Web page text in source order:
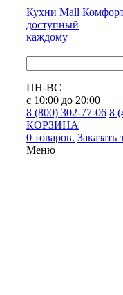
Кухни Mall
доступный
каждому
ПН-ВС
с 10:00 до 20:00
8 (800) 302-77-06 8
КОРЗИНА
0 товаров. Заказать
Меню